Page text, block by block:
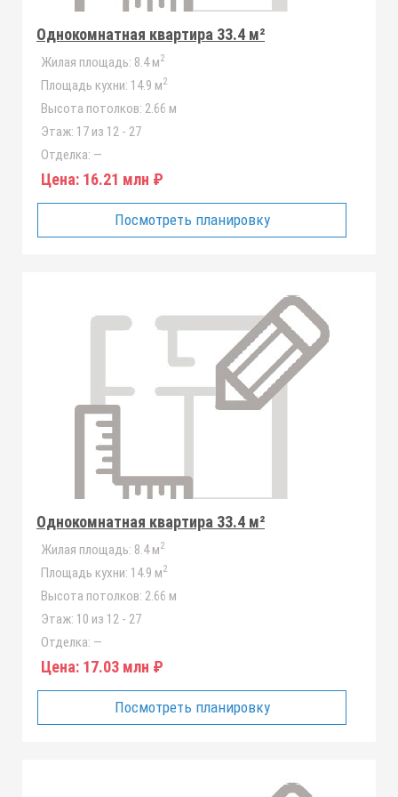
Однокомнатная квартира 33.4 м²
Жилая площадь: 8.4 м2
Площадь кухни: 14.9 м2
Высота потолков: 2.66 м
Этаж: 17 из 12 - 27
Отделка: —
Цена: 16.21 млн ₽
Посмотреть планировку
Однокомнатная квартира 33.4 м²
Жилая площадь: 8.4 м2
Площадь кухни: 14.9 м2
Высота потолков: 2.66 м
Этаж: 10 из 12 - 27
Отделка: —
Цена: 17.03 млн ₽
Посмотреть планировку